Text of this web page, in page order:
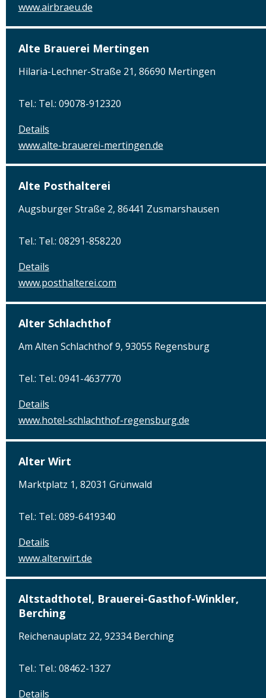
www.airbraeu.de
Alte Brauerei Mertingen
Hilaria-Lechner-Straße 21, 86690 Mertingen
Tel.: Tel.: 09078-912320
Details
www.alte-brauerei-mertingen.de
Alte Posthalterei
Augsburger Straße 2, 86441 Zusmarshausen
Tel.: Tel.: 08291-858220
Details
www.posthalterei.com
Alter Schlachthof
Am Alten Schlachthof 9, 93055 Regensburg
Tel.: Tel.: 0941-4637770
Details
www.hotel-schlachthof-regensburg.de
Alter Wirt
Marktplatz 1, 82031 Grünwald
Tel.: Tel.: 089-6419340
Details
www.alterwirt.de
Altstadthotel, Brauerei-Gasthof-Winkler,
Berching
Reichenauplatz 22, 92334 Berching
Tel.: Tel.: 08462-1327
Details